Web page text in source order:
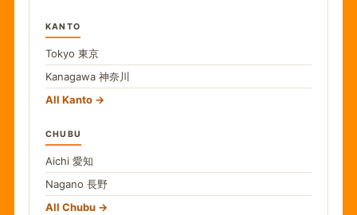
KANTO
Tokyo 東京
Kanagawa 神奈川
All Kanto
CHUBU
Aichi 愛知
Nagano 長野
All Chubu